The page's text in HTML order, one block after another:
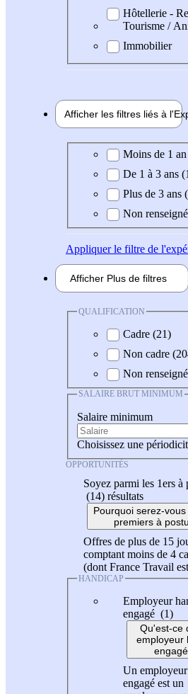
Hôtellerie -
Tourisme /
Immobilier
Afficher les filtres liés à l'
Expérience demandée
Moins de 1
De 1 à 3 ans
Plus de 3 ans
Non
Appliquerle filtre de
Afficher Plus de filtres
QUALIFICATION
Cadre (21)
Non cadre
Non
SALAIRE BRUT MINIMUM
Salaire minimum
Choisissez une
OPPORTUNITÉS
Soyez parmi les 1ers à
(14) résultats
Pourquoi serez-
premiers à
Offres de plus de 15
comptant moins de 4
(dont France Travail
HANDICAP
Employeur
engagé (1)
Qu'est-ce
employeur
Un
engagé est un